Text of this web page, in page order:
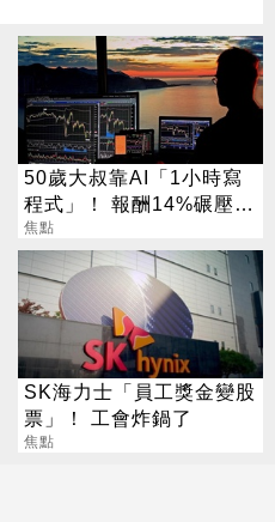
50歲大叔靠AI「1小時寫
程式」！ 報酬14%碾壓標
普 直接辭職去炒股
焦點
SK海力士「員工獎金變股
票」！ 工會炸鍋了
焦點